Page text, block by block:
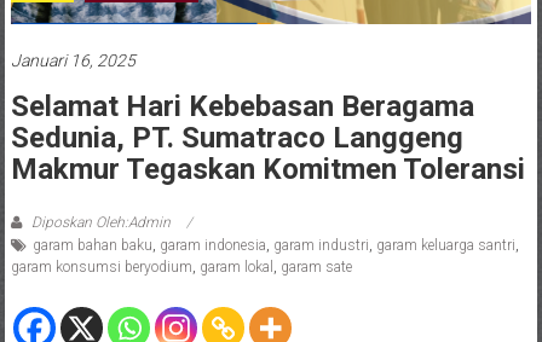
Januari 16, 2025
Selamat Hari Kebebasan Beragama
Sedunia, PT. Sumatraco Langgeng
Makmur Tegaskan Komitmen Toleransi
Diposkan Oleh:Admin
garam bahan baku garam indonesia garam industri garam keluarga santri
garam konsumsi beryodium garam lokal garam sate